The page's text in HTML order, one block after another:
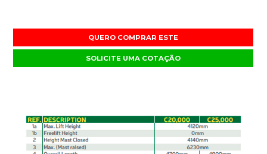
QUERO COMPRAR ESTE
SOLICITE UMA COTAÇÃO